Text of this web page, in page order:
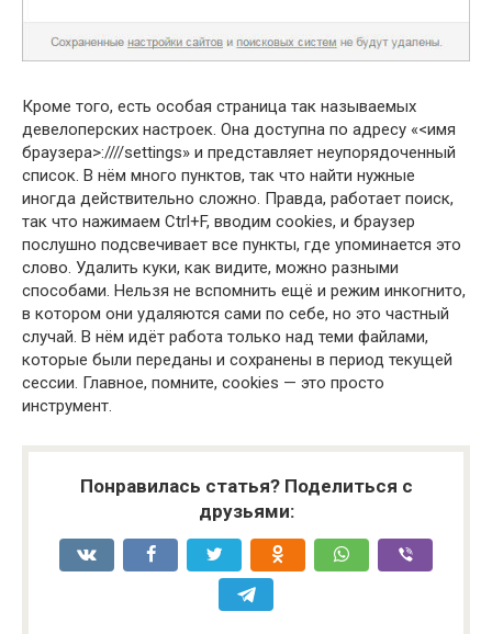
Кроме того, есть особая страница так называемых
девелоперских настроек. Она доступна по адресу «<имя
браузера>:////settings» и представляет неупорядоченный
список. В нём много пунктов, так что найти нужные
иногда действительно сложно. Правда, работает поиск,
так что нажимаем Ctrl+F, вводим cookies, и браузер
послушно подсвечивает все пункты, где упоминается это
слово. Удалить куки, как видите, можно разными
способами. Нельзя не вспомнить ещё и режим инкогнито,
в котором они удаляются сами по себе, но это частный
случай. В нём идёт работа только над теми файлами,
которые были переданы и сохранены в период текущей
сессии. Главное, помните, cookies — это просто
инструмент.
Понравилась статья? Поделиться с
друзьями: